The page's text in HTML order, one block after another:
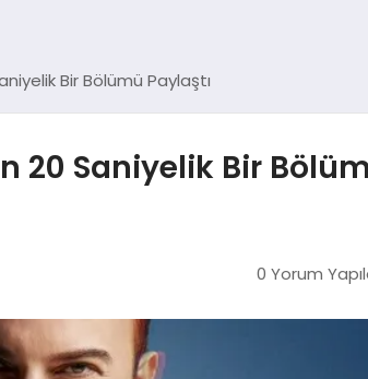
Bir Bölümü Paylaştı
20 Saniyelik Bir
0 Yorum